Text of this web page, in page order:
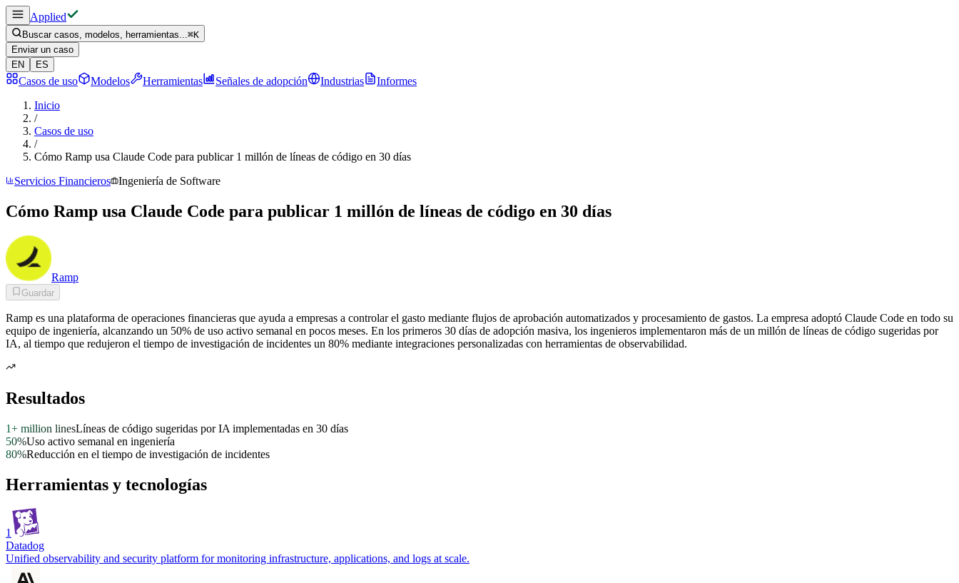
Applied
Buscar casos, modelos, herramientas...⌘K
Enviar un caso
EN
ES
Casos de uso Modelos Herramientas Señales de adopción Industrias
Informes
Inicio
/
Casos de uso
/
Cómo Ramp usa Claude Code para publicar 1 millón de líneas de código en 30 días
Servicios Financieros
Ingeniería de Software
Cómo Ramp usa Claude Code para publicar 1 millón de líneas de código en 30 días
Ramp
Guardar
Ramp es una plataforma de operaciones financieras que ayuda a empresas a controlar el gasto mediante flujos de aprobación automatizados y procesamiento de gastos. La empresa adoptó Claude Code en todo su
equipo de ingeniería, alcanzando un 50% de uso activo semanal en pocos meses. En los primeros 30 días de adopción masiva, los ingenieros implementaron más de un millón de líneas de código sugeridas por
IA, al tiempo que redujeron el tiempo de investigación de incidentes un 80% mediante integraciones personalizadas con herramientas de observabilidad.
Resultados
1+ million linesLíneas de código sugeridas por IA implementadas en 30 días
50%Uso activo semanal en ingeniería
80%Reducción en el tiempo de investigación de incidentes
Herramientas y tecnologías
1
Datadog
Unified observability and security platform for monitoring infrastructure, applications, and logs at scale.